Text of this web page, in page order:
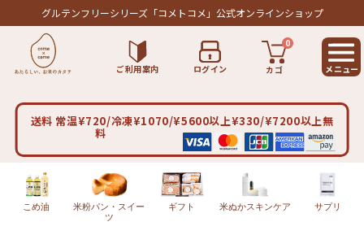
グルテンフリーシリーズ「コメトコメ」公式オンラインショップ
ご利用案内 ログイン カゴ
0
送料 常温¥720/冷凍¥1070/¥5600以上¥330/¥7200以上無
料
こめ油
米粉パン・スイー
ツ
ギフト 米ぬかスキンケア サプリ